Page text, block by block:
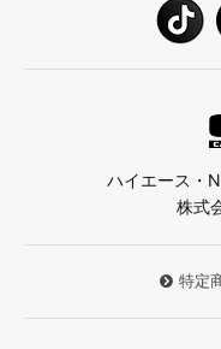
ハイエース・
株式
特定